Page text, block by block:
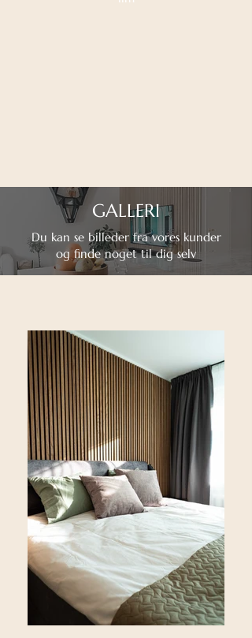
GALLERI
Du kan se billeder fra vores kunder
og finde noget til dig selv